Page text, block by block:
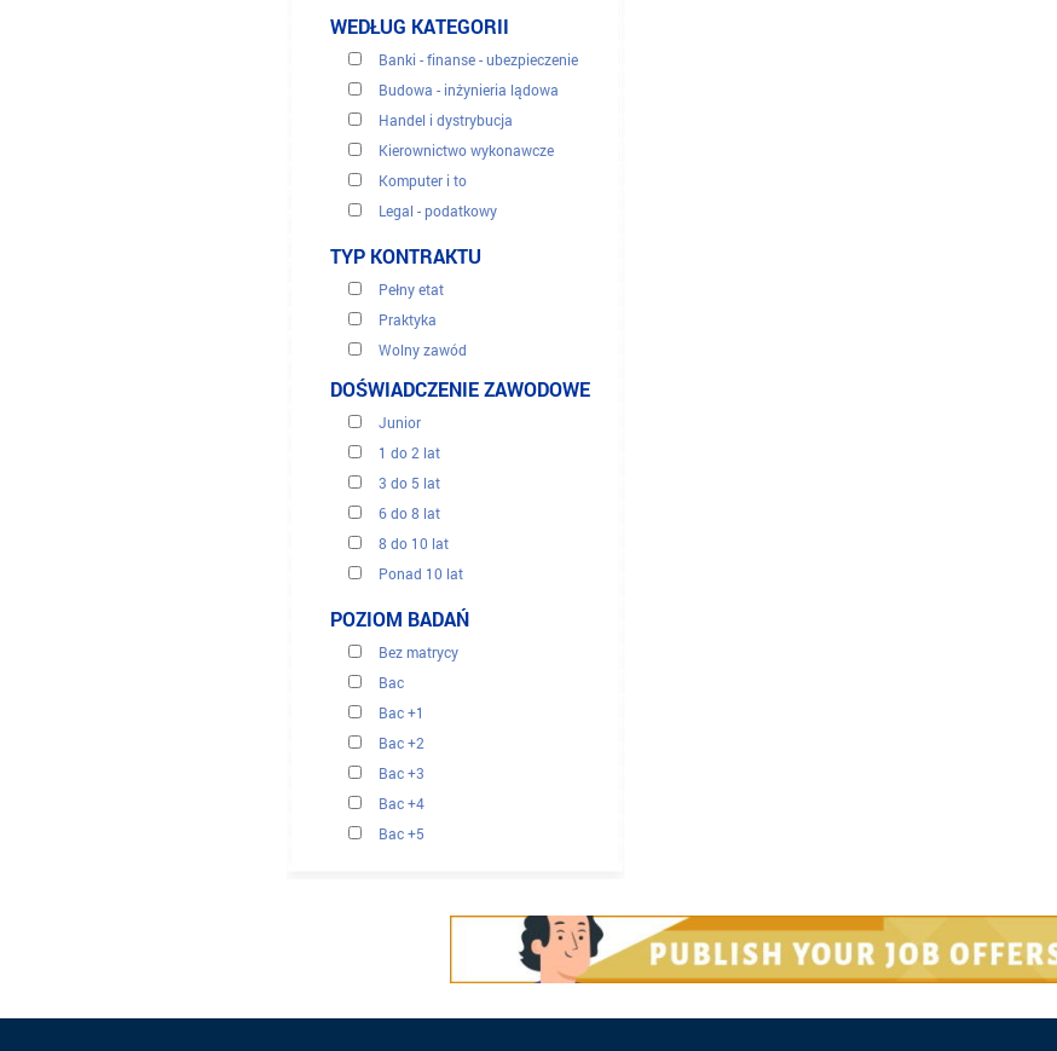
Subcarpathia
Ukrainian Highlands
WEDŁUG KATEGORII
Banki - finanse - ubezpieczenie
Budowa - inżynieria lądowa
Handel i dystrybucja
Kierownictwo wykonawcze
Komputer i to
Legal - podatkowy
Sekretariaci i administratorzy
Sprzedaż i marketing
Turystyka
Tłumaczenie
Zasoby ludzkie
Zdrowie medyczne
TYP KONTRAKTU
Pełny etat
Praktyka
Wolny zawód
Okres przejściowy
DOŚWIADCZENIE ZAWODOWE
Junior
1 do 2 lat
3 do 5 lat
6 do 8 lat
8 do 10 lat
Ponad 10 lat
POZIOM BADAŃ
Bez matrycy
Bac
Bac +1
Bac +2
Bac +3
Bac +4
Bac +5